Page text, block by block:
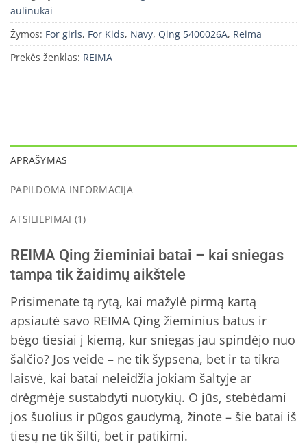
aulinukai
Žymos: For girls, For Kids, Navy, Qing 5400026A, Reima
Prekės ženklas: REIMA
APRAŠYMAS
PAPILDOMA INFORMACIJA
ATSILIEPIMAI (1)
REIMA Qing žieminiai batai – kai sniegas
tampa tik žaidimų aikštele
Prisimenate tą rytą, kai mažylė pirmą kartą
apsiautė savo REIMA Qing žieminius batus ir
bėgo tiesiai į kiemą, kur sniegas jau spindėjo nuo
šalčio? Jos veide – ne tik šypsena, bet ir ta tikra
laisvė, kai batai neleidžia jokiam šaltyje ar
drėgmėje sustabdyti nuotykių. O jūs, stebėdami
jos šuolius ir pūgos gaudymą, žinote – šie batai iš
tiesų ne tik šilti, bet ir patikimi.